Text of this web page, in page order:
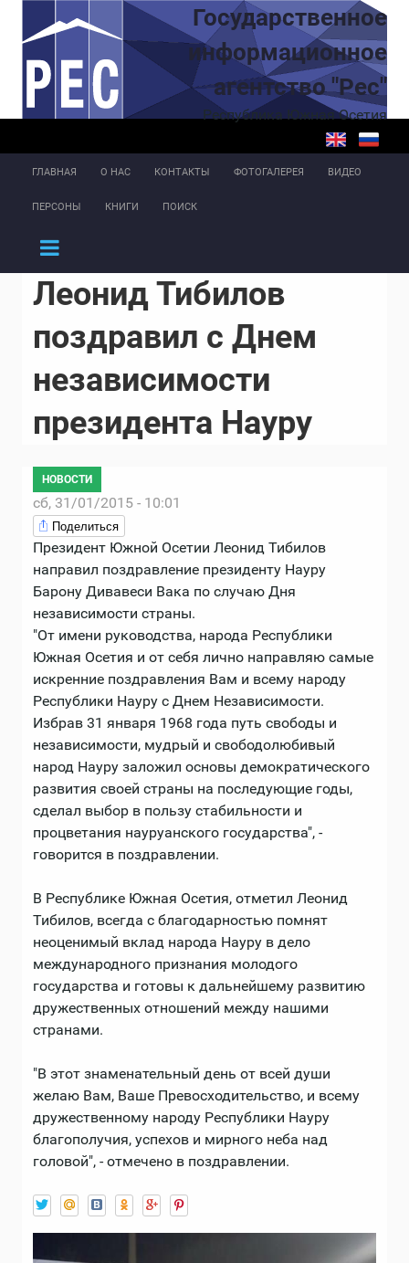
Перейти к основному содержаниюГосударственное
информационное
агентство "Рес"
Республика Южная Осетия
ГЛАВНАЯ О НАС КОНТАКТЫ ФОТОГАЛЕРЕЯ ВИДЕО
ПЕРСОНЫ КНИГИ ПОИСК
Леонид Тибилов
поздравил с Днем
независимости
президента Науру
НОВОСТИ
сб, 31/01/2015 - 10:01
Поделиться
Президент Южной Осетии Леонид Тибилов
направил поздравление президенту Науру
Барону Дивавеси Вака по случаю Дня
независимости страны.
"От имени руководства, народа Республики
Южная Осетия и от себя лично направляю самые
искренние поздравления Вам и всему народу
Республики Науру с Днем Независимости.
Избрав 31 января 1968 года путь свободы и
независимости, мудрый и свободолюбивый
народ Науру заложил основы демократического
развития своей страны на последующие годы,
сделал выбор в пользу стабильности и
процветания науруанского государства", -
говорится в поздравлении.
В Республике Южная Осетия, отметил Леонид
Тибилов, всегда с благодарностью помнят
неоценимый вклад народа Науру в дело
международного признания молодого
государства и готовы к дальнейшему развитию
дружественных отношений между нашими
странами.
"В этот знаменательный день от всей души
желаю Вам, Ваше Превосходительство, и всему
дружественному народу Республики Науру
благополучия, успехов и мирного неба над
головой", - отмечено в поздравлении.